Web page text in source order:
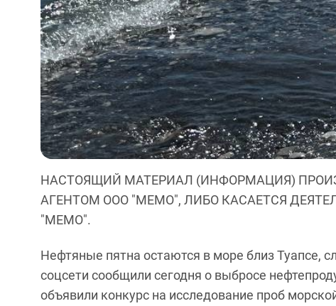
НАСТОЯЩИЙ МАТЕРИАЛ (ИНФОРМАЦИЯ)
АГЕНТОМ ООО "МЕМО", ЛИБО КАСАЕТСЯ
"МЕМО".
Нефтяные пятна остаются в море близ Туапсе,
соцсети сообщили сегодня о выбросе
объявили конкурс на исследование проб